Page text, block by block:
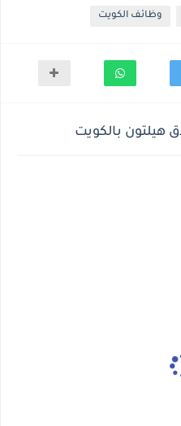
وظائف الكويت
هيلتون بالكويت